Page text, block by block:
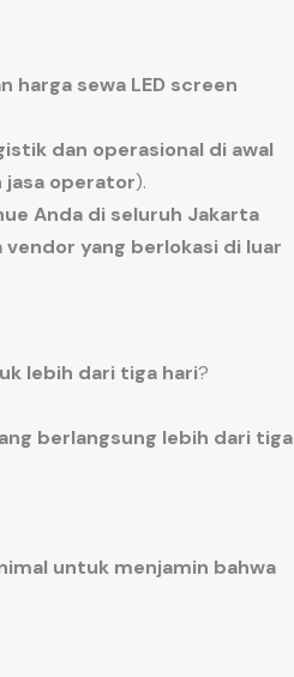
harga sewa LED screen
dan operasional di awal
jasa operator).
Anda di seluruh Jakarta
vendor yang berlokasi di luar
lebih dari tiga hari?
berlangsung lebih dari tiga
untuk menjamin bahwa